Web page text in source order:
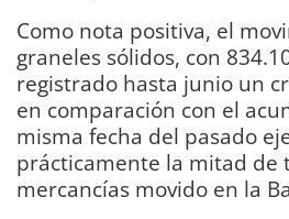
Como nota positiva, el
graneles sólidos, con
registrado hasta junio un
en comparación con el
misma fecha del pasado
prácticamente la mitad de
mercancías movido en la